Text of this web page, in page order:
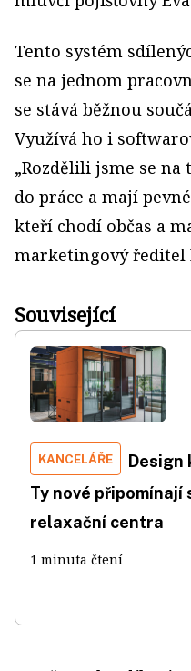
Tento systém
se na jednom
se stává běžnou
Využívá ho i
„Rozdělili jsme se
do práce a mají
kteří chodí občas a
marketingový ředitel
Související
KANCELÁŘE
Design
Ty nové připomínají
relaxační centra
1 minuta čtení